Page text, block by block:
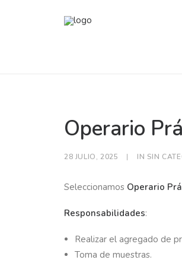
Operario
28 JULIO, 2025 | IN SIN
Seleccionamos Operario
Responsabilidades:
Realizar el agregado de
Toma de muestras.